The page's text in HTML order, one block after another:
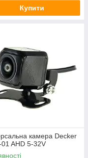
Купити
камера Decker
01 AHD 5-32V